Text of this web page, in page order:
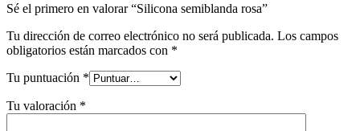
Sé el primero en valorar “Silicona semiblanda rosa”
Tu dirección de correo electrónico no será publicada. Los campos
obligatorios están marcados con *
Tu puntuación *
Tu valoración *